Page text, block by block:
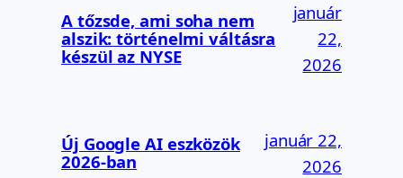
A tőzsde, ami soha nem
alszik: történelmi váltásra
készül az NYSE
január
22,
2026
Új Google AI eszközök
2026-ban
január 22,
2026